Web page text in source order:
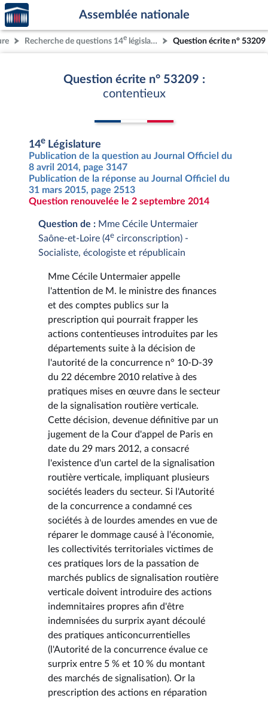
Aller au contenu
Aller en bas de la page
Accèder
à la
page
d'accueil
Assemblée nationale
Recherche de questions 14e législature Question écrite n° 53209
Question écrite n° 53209 :
contentieux
14e Législature
Publication de la question au Journal Officiel du
8 avril 2014, page 3147
Publication de la réponse au Journal Officiel du
31 mars 2015, page 2513
Question renouvelée le 2 septembre 2014
Question de : Mme Cécile Untermaier
Saône-et-Loire (4e circonscription) -
Socialiste, écologiste et républicain
Mme Cécile Untermaier appelle
l'attention de M. le ministre des finances
et des comptes publics sur la
prescription qui pourrait frapper les
actions contentieuses introduites par les
départements suite à la décision de
l'autorité de la concurrence n° 10-D-39
du 22 décembre 2010 relative à des
pratiques mises en œuvre dans le secteur
de la signalisation routière verticale.
Cette décision, devenue définitive par un
jugement de la Cour d'appel de Paris en
date du 29 mars 2012, a consacré
l'existence d'un cartel de la signalisation
routière verticale, impliquant plusieurs
sociétés leaders du secteur. Si l'Autorité
de la concurrence a condamné ces
sociétés à de lourdes amendes en vue de
réparer le dommage causé à l'économie,
les collectivités territoriales victimes de
ces pratiques lors de la passation de
marchés publics de signalisation routière
verticale doivent introduire des actions
indemnitaires propres afin d'être
indemnisées du surprix ayant découlé
des pratiques anticoncurrentielles
(l'Autorité de la concurrence évalue ce
surprix entre 5 % et 10 % du montant
des marchés de signalisation). Or la
prescription des actions en réparation